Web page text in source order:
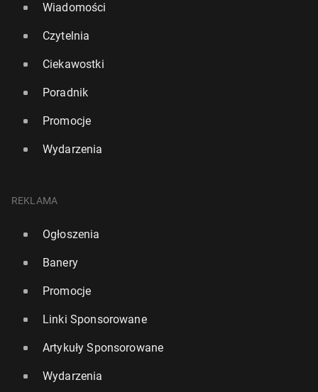
6 maja, 12:30
Wiadomości
Czytelnia
Ciekawostki
Poradnik
Promocje
Wydarzenia
REKLAMA
Ogłoszenia
Banery
Promocje
Linki Sponsorowane
Artykuły Sponsorowane
Wydarzenia